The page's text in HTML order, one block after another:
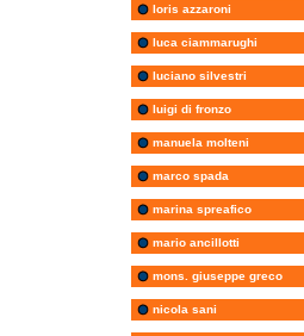
loris azzaroni
luca ciammarughi
luciano silvestri
luigi di fronzo
manuela molteni
marco spada
marina spreafico
mario ancillotti
mons. giuseppe greco
nicola sani